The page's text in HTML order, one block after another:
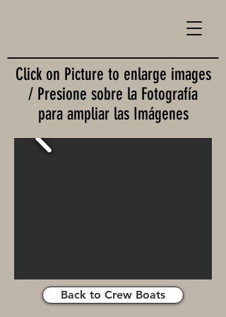
Click on Picture to enlarge images
/ Presione sobre la Fotografía
para ampliar las Imágenes
Back to Crew Boats